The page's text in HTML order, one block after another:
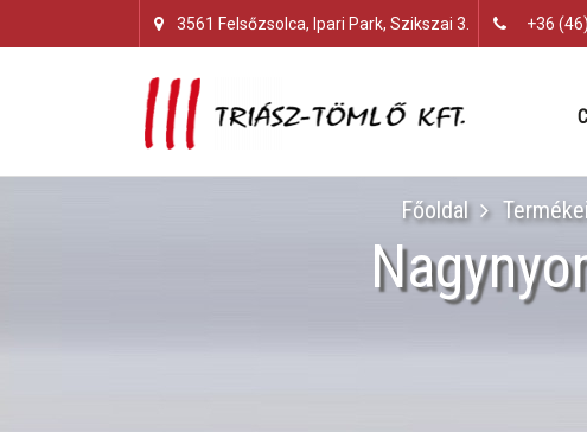
3561 Felsőzsolca, Ipari Park, Szikszai 3. +36
Főoldal